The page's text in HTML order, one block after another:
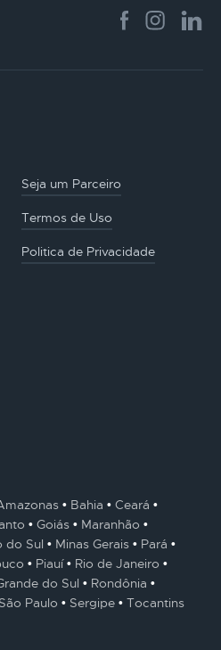
Seja um Parceiro
Termos de Uso
Politica de Privacidade
Bahia
Ceará
Goiás
Maranhão
do Sul Minas Gerais
Pará
Piauí
Rio de Janeiro
do Sul
Rondônia
São Paulo Sergipe Tocantins